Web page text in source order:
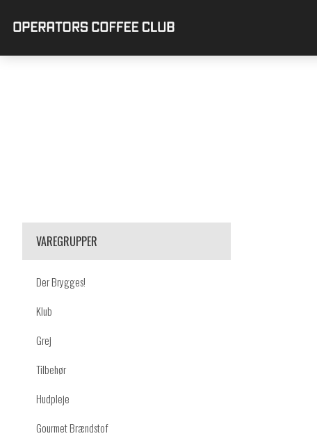
VAREGRUPPER
Der Brygges!
Klub
Grej
Tilbehør
Hudpleje
Gourmet Brændstof